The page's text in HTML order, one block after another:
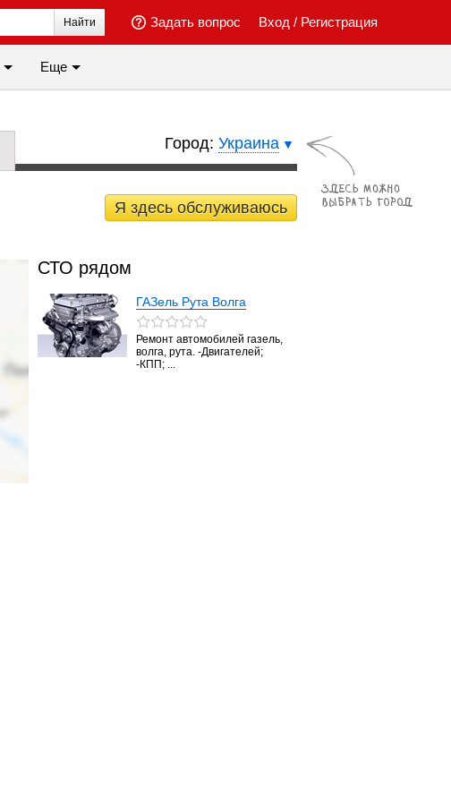
Вход / Регистрация
Задать вопрос
Найти
Еще
Город: Украина
Я здесь обслуживаюсь
СТО рядом
ГАЗель Рута Волга
Ремонт автомобилей газель,
волга, рута. -Двигателей;
-КПП; ...